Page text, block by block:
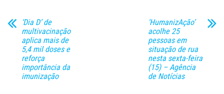
‘Dia D’ de
multivacinação
aplica mais de
5,4 mil doses e
reforça
importância da
imunização
‘HumanizAção’
acolhe 25
pessoas em
situação de rua
nesta sexta-feira
(15) – Agência
de Notícias